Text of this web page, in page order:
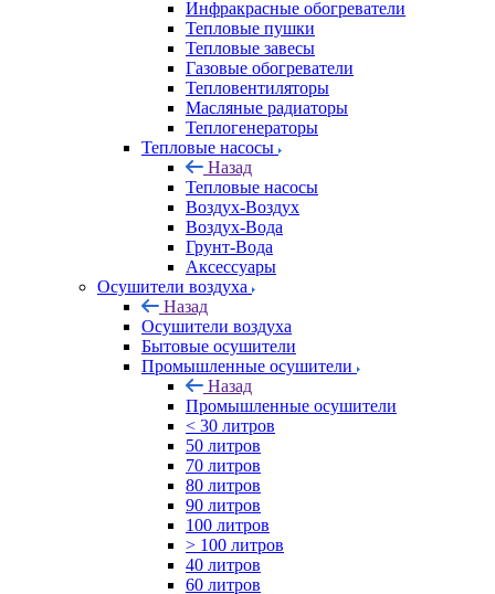
Инфракрасные обогреватели
Тепловые пушки
Тепловые завесы
Газовые обогреватели
Тепловентиляторы
Масляные радиаторы
Теплогенераторы
Тепловые насосы
Назад
Тепловые насосы
Воздух-Воздух
Воздух-Вода
Грунт-Вода
Аксессуары
Осушители воздуха
Назад
Осушители воздуха
Бытовые осушители
Промышленные осушители
Назад
Промышленные осушители
< 30 литров
50 литров
70 литров
80 литров
90 литров
100 литров
> 100 литров
40 литров
60 литров